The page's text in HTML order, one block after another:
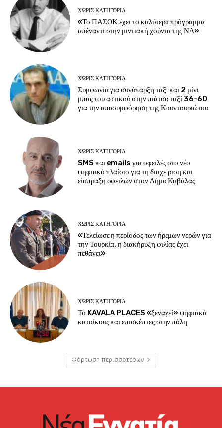
ΧΩΡΊΣ ΚΑΤΗΓΟΡΊΑ
«Το ΠΑΣΟΚ έχει το καλύτερο πρόγραμμα
απέναντι στην μιντιακή χούντα της ΝΔ»
ΧΩΡΊΣ ΚΑΤΗΓΟΡΊΑ
Συμφωνία για συνύπαρξη ταξί και 2 μίνι
μπας του αστικού στην πιάτσα ταξί 36-60
για την αποσυμφόρηση της Κουντουριώτου
ΧΩΡΊΣ ΚΑΤΗΓΟΡΊΑ
SMS και emails για οφειλές στο νέο
ψηφιακό πλαίσιο για τη διαχείριση και
είσπραξη οφειλών στον Δήμο Καβάλας
ΧΩΡΊΣ ΚΑΤΗΓΟΡΊΑ
«Τελείωσε η περίοδος των ήρεμων νερών για
την Τουρκία, η διακήρυξη φιλίας έχει
πεθάνει»
ΧΩΡΊΣ ΚΑΤΗΓΟΡΊΑ
Το KAVALA PLACES «ξεναγεί» ψηφιακά
κατοίκους και επισκέπτες στην πόλη
Φόρτωση περισσοτέρων